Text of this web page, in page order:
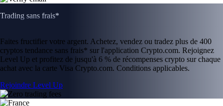
Trading sans frais*
Faites fructifier votre argent. Achetez, vendez ou tradez plus de 400
cryptos tendance sans frais* sur l'application Crypto.com. Rejoignez
Level Up et profitez de jusqu'à 6 % de récompenses crypto sur chaque
achat avec la carte Visa Crypto.com. Conditions applicables.
Rejoindre Level Up